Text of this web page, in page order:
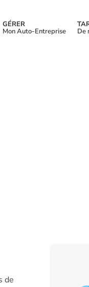
GÉRER
Mon Auto-Entreprise De
de